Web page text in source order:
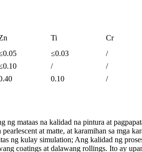
Ti Cr
≤0.03 /
/ /
0.10 /
mataas na kalidad na pintura at
at matte, at karamihan sa mga
ng kulay simulation; Ang kalidad ng
coatings at dalawang rollings. Ito ay